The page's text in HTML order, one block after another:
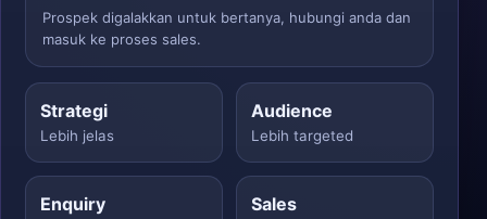
Prospek digalakkan untuk bertanya, hubungi anda dan
masuk ke proses sales.
Strategi
Lebih jelas
Audience
Lebih targeted
Enquiry Sales